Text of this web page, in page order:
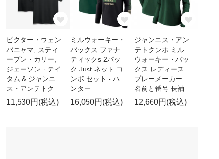
ビクター・ウェン
バニャマ, スティ
ーブン・カリー,
ジェーソン・テイ
タム & ジャンニ
ス・アンテトク
11,530円(税込)
ミルウォーキー・
バックス ファナ
ティックs 2パッ
ク Just ネット コ
ンボ セット - ハ
ンター
16,050円(税込)
ジャンニス・アン
テトクンポ ミル
ウォーキー・バッ
クス レディース
プレーメーカー
名前と番号 長袖
12,660円(税込)